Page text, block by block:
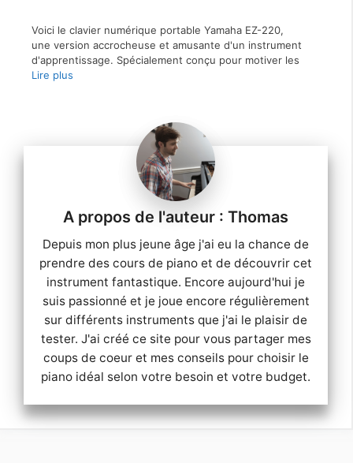
Voici le clavier numérique portable Yamaha EZ-220,
une version accrocheuse et amusante d'un instrument
d'apprentissage. Spécialement conçu pour motiver les
Lire plus
Thomas
Depuis mon plus jeune âge j'ai eu la chance de
prendre des cours de piano et de découvrir cet
instrument fantastique. Encore aujourd'hui je
suis passionné et je joue encore régulièrement
sur différents instruments que j'ai le plaisir de
tester. J'ai créé ce site pour vous partager mes
coups de coeur et mes conseils pour choisir le
piano idéal selon votre besoin et votre budget.